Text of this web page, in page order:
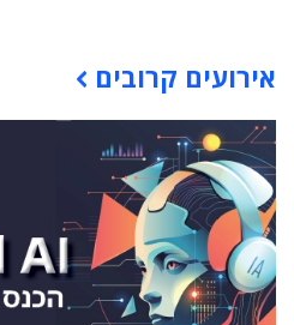
אירועים קרובים